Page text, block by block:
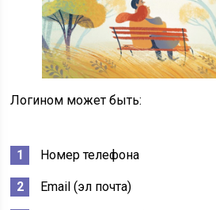
Логином может быть:
Номер телефона
Email (эл почта)